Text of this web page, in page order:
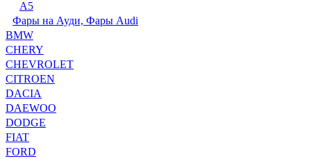
А5
Фары на Ауди, Фары Audi
BMW
CHERY
CHEVROLET
CITROEN
DACIA
DAEWOO
DODGE
FIAT
FORD